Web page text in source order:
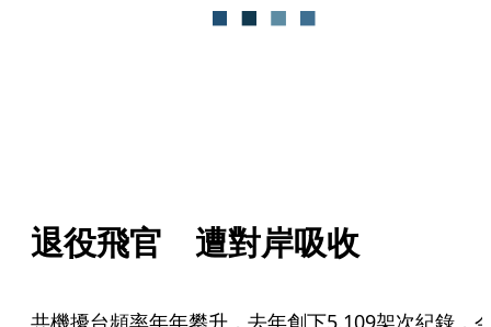
退役飛官　遭對岸吸收
共機擾台頻率年年攀升，去年創下5,109架次紀錄，